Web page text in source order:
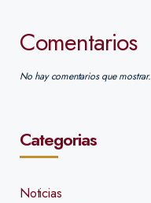
Comentarios
No hay comentarios que mostrar.
Categorias
Noticias